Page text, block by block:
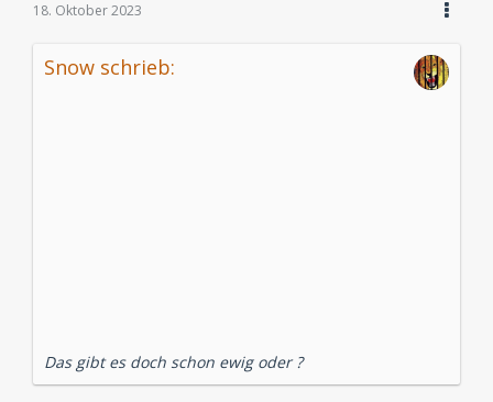
18. Oktober 2023
Snow schrieb:
Das gibt es doch schon ewig oder ?